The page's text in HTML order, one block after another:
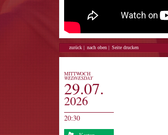
zurück | nach oben | Seite drucken
MITTWOCH
WEDNESDAY
29.07.
2026
20:30